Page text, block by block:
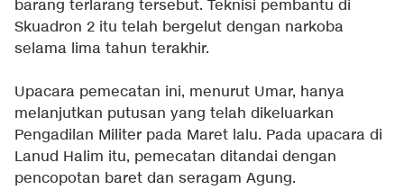
barang terlarang tersebut. Teknisi pembantu di
Skuadron 2 itu telah bergelut dengan narkoba
selama lima tahun terakhir.
Upacara pemecatan ini, menurut Umar, hanya
melanjutkan putusan yang telah dikeluarkan
Pengadilan Militer pada Maret lalu. Pada upacara di
Lanud Halim itu, pemecatan ditandai dengan
pencopotan baret dan seragam Agung.